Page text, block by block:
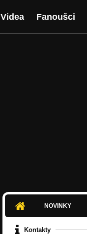
Videa Fanoušci
NOVINKY
Kontakty